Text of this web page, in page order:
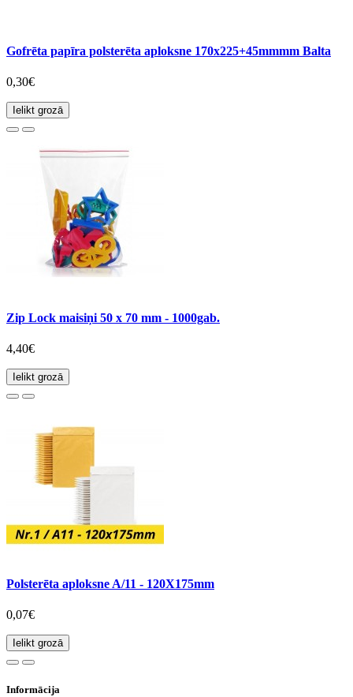
Gofrēta papīra polsterēta aploksne 170x225+45mmmm Balta
0,30€
Ielikt grozā
Zip Lock maisiņi 50 x 70 mm - 1000gab.
4,40€
Ielikt grozā
Polsterēta aploksne A/11 - 120X175mm
0,07€
Ielikt grozā
Informācija